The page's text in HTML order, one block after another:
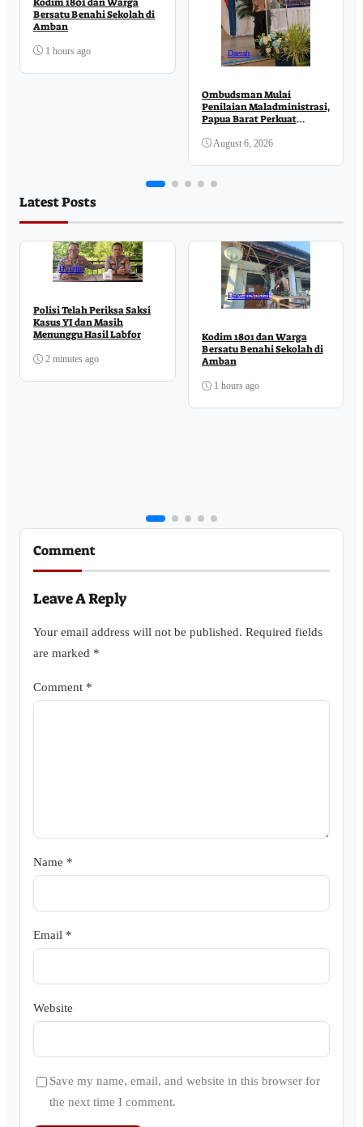
Bersatu Benahi Sekolah di
Amban
1 hours ago Daerah
Ombudsman Mulai
Penilaian Maladministrasi,
Papua Barat Perkuat
Publik
August 6, 2026
Latest Posts
Hukrim
Polisi Telah Periksa Saksi
Kasus YI dan Masih
Menunggu Hasil Labfor
2 minutes ago
DaerahSosial
Kodim 1801 dan Warga
Bersatu Benahi Sekolah di
Amban
1 hours ago
Comment
Leave A Reply
Your email address will not be published. Required fields
are marked *
Comment *
Name *
Email *
Website
Save my name, email, and website in this browser for
the next time I comment.